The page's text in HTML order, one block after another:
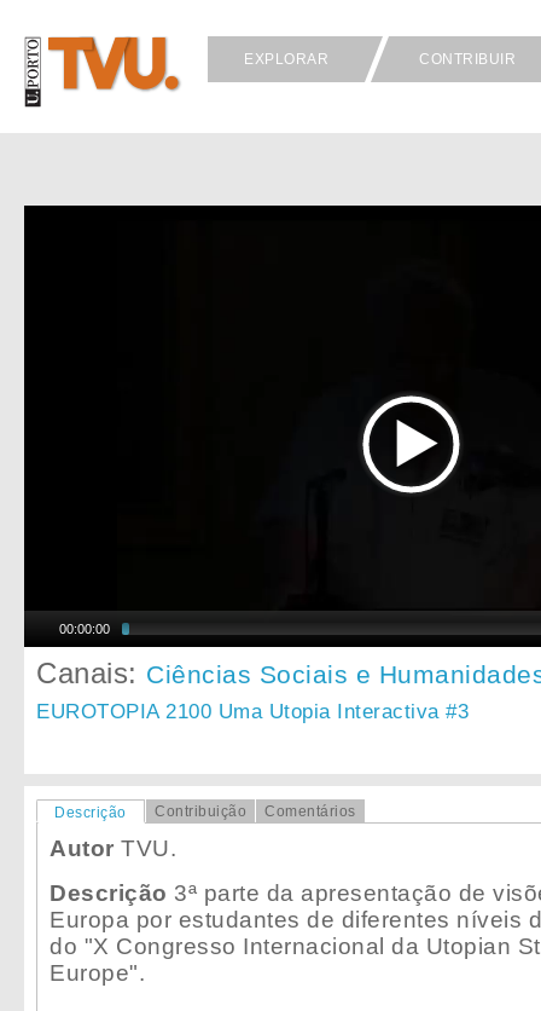
EXPLORAR CONTRIBUIR
00:00:00
Canais: Ciências Sociais e
EUROTOPIA 2100 Uma Utopia Interactiva #3
Descrição Contribuição Comentários
Autor TVU.
Descrição 3ª parte da apresentação de
Europa por estudantes de diferentes níveis
do "X Congresso Internacional da Utopian
Europe".